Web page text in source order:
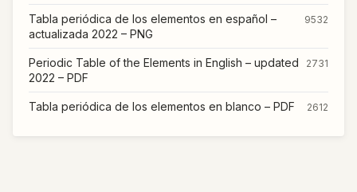
Tabla periódica de los elementos en español –
actualizada 2022 – PNG
9532
Periodic Table of the Elements in English – updated
2022 – PDF
2731
Tabla periódica de los elementos en blanco – PDF 2612